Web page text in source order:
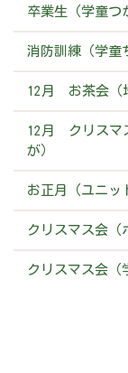
卒業生（学童つ
消防訓練（学童
12月 お茶会（
12月 クリスマ
が）
お正月（ユニッ
クリスマス会（
クリスマス会（